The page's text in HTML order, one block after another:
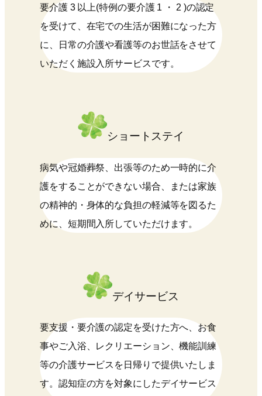
要介護 3 以上(特例の要介護 1 ・ 2 )の認定
を受けて、在宅での生活が困難になった方
に、日常の介護や看護等のお世話をさせて
いただく施設入所サービスです。
ショートステイ
病気や冠婚葬祭、出張等のため一時的に介
護をすることができない場合、または家族
の精神的・身体的な負担の軽減等を図るた
めに、短期間入所していただけます。
デイサービス
要支援・要介護の認定を受けた方へ、お食
事やご入浴、レクリエーション、機能訓練
等の介護サービスを日帰りで提供いたしま
す。認知症の方を対象にしたデイサービス